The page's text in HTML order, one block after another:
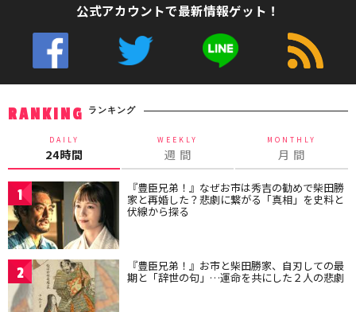
公式アカウントで最新情報ゲット！
RANKING ランキング
DAILY
24時間
WEEKLY
週 間
MONTHLY
月 間
1 『豊臣兄弟！』なぜお市は秀吉の勧めで柴田勝
家と再婚した？悲劇に繋がる「真相」を史料と
伏線から探る
2 『豊臣兄弟！』お市と柴田勝家、自刃しての最
期と「辞世の句」…運命を共にした２人の悲劇